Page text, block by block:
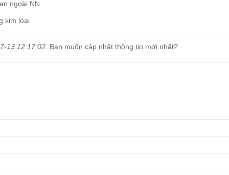
ngoài NN
kim loại
13 12:17:02 . Bạn muốn cập nhật thông tin mới nhất?